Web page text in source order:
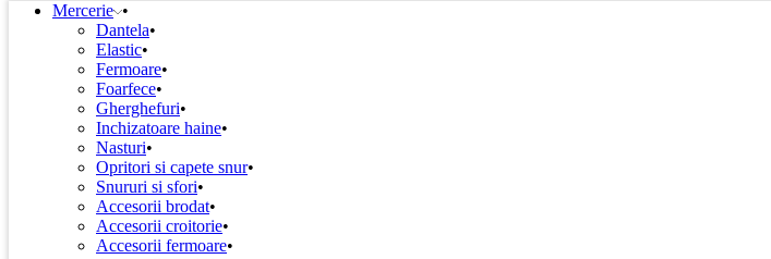
Mercerie
Dantela
Elastic
Fermoare
Foarfece
Gherghefuri
Inchizatoare haine
Nasturi
Opritori si capete snur
Snururi si sfori
Accesorii brodat
Accesorii croitorie
Accesorii fermoare